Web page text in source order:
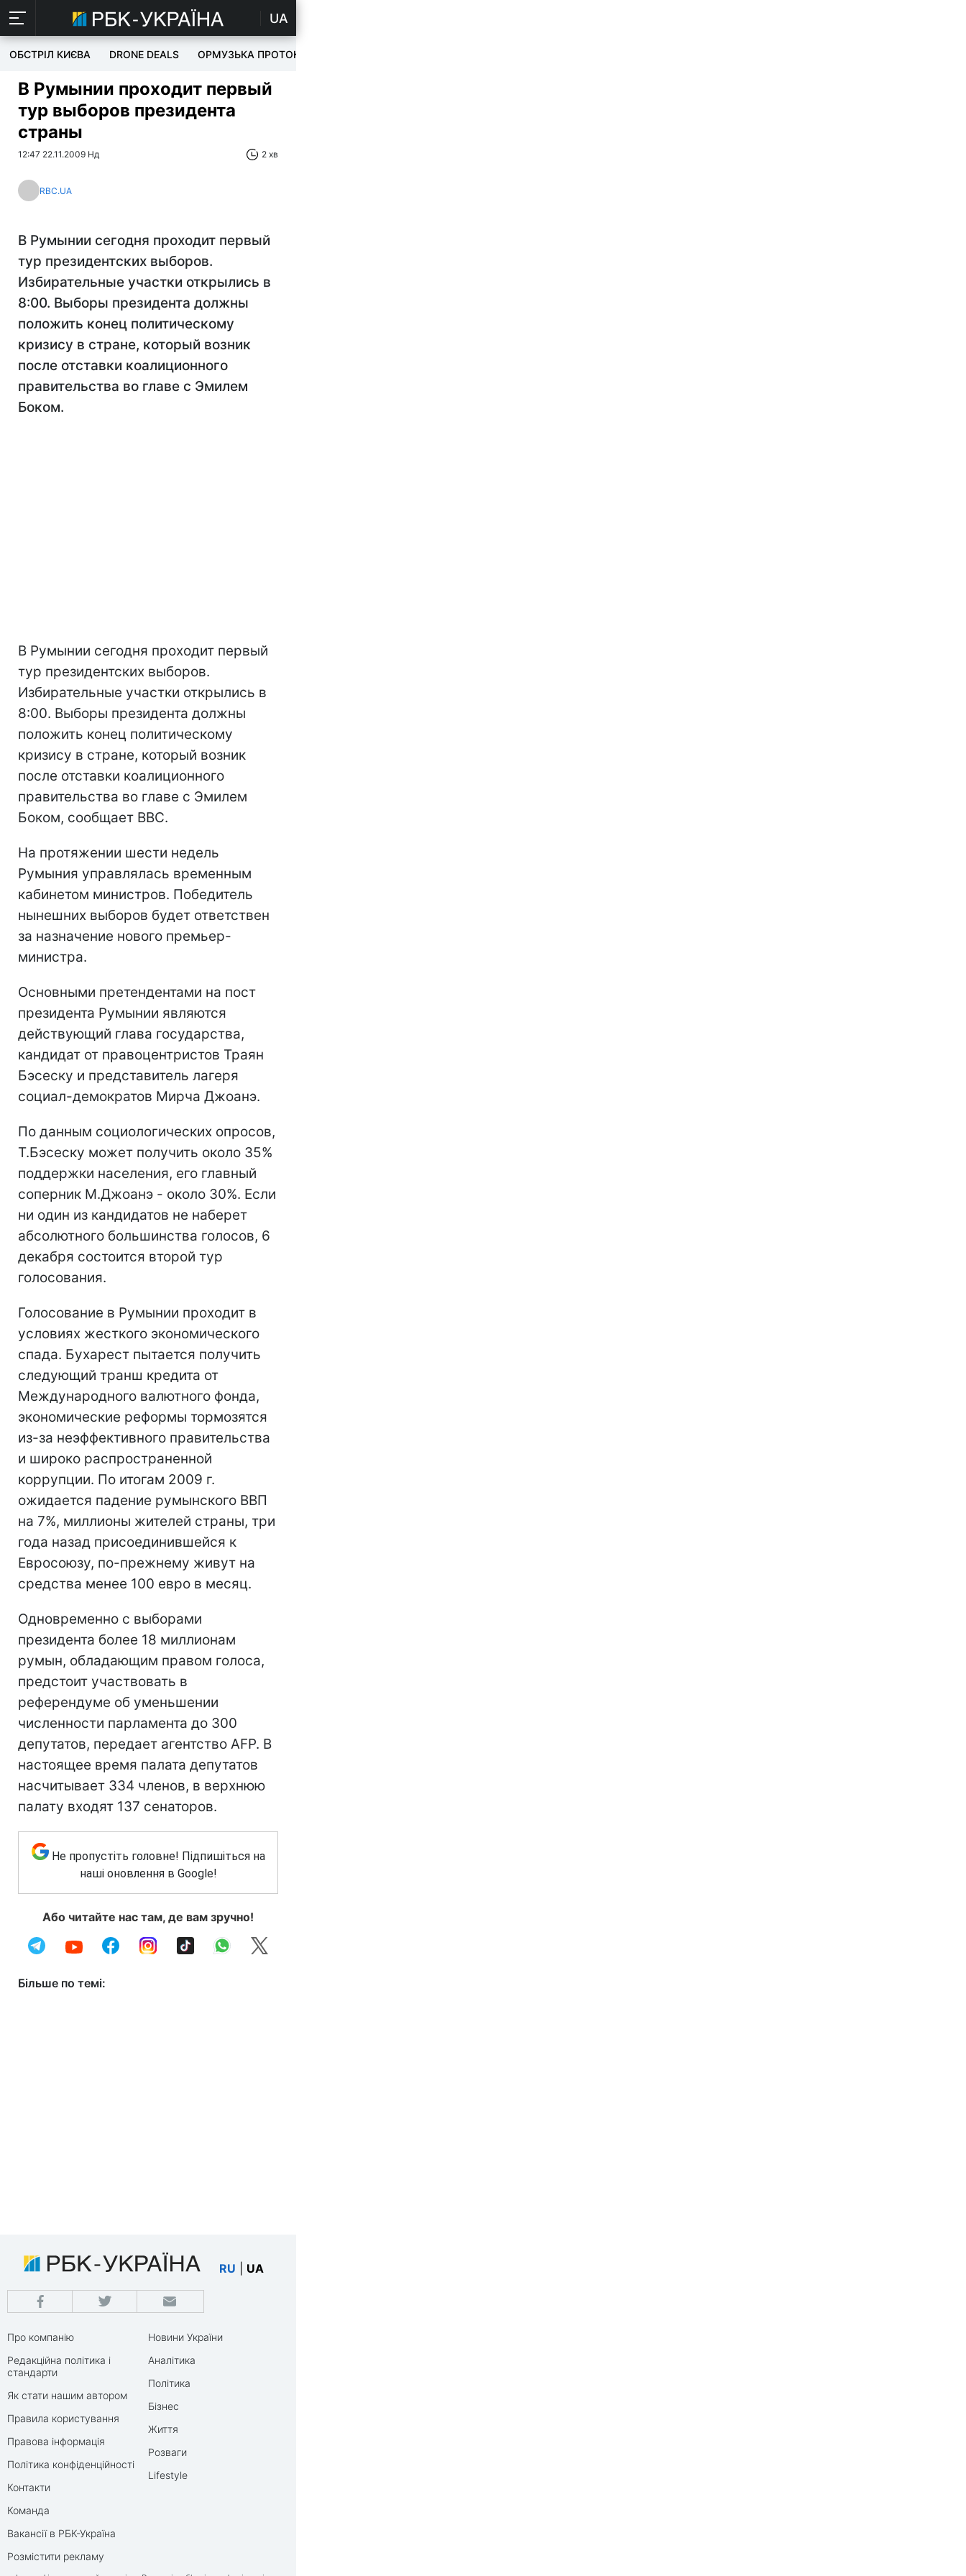
UA
ОБСТРІЛ КИЄВА DRONE DEALS ОРМУЗЬКА ПРОТОКА
В Румынии проходит первый
тур выборов президента
страны
12:47 22.11.2009 Нд 2 хв
RBC.UA
В Румынии сегодня проходит первый
тур президентских выборов.
Избирательные участки открылись в
8:00. Выборы президента должны
положить конец политическому
кризису в стране, который возник
после отставки коалиционного
правительства во главе с Эмилем
Боком.
В Румынии сегодня проходит первый
тур президентских выборов.
Избирательные участки открылись в
8:00. Выборы президента должны
положить конец политическому
кризису в стране, который возник
после отставки коалиционного
правительства во главе с Эмилем
Боком, сообщает BBC.
На протяжении шести недель
Румыния управлялась временным
кабинетом министров. Победитель
нынешних выборов будет ответствен
за назначение нового премьер-
министра.
Основными претендентами на пост
президента Румынии являются
действующий глава государства,
кандидат от правоцентристов Траян
Бэсеску и представитель лагеря
социал-демократов Мирча Джоанэ.
По данным социологических опросов,
Т.Бэсеску может получить около 35%
поддержки населения, его главный
соперник М.Джоанэ - около 30%. Если
ни один из кандидатов не наберет
абсолютного большинства голосов, 6
декабря состоится второй тур
голосования.
Голосование в Румынии проходит в
условиях жесткого экономического
спада. Бухарест пытается получить
следующий транш кредита от
Международного валютного фонда,
экономические реформы тормозятся
из-за неэффективного правительства
и широко распространенной
коррупции. По итогам 2009 г.
ожидается падение румынского ВВП
на 7%, миллионы жителей страны, три
года назад присоединившейся к
Евросоюзу, по-прежнему живут на
средства менее 100 евро в месяц.
Одновременно с выборами
президента более 18 миллионам
румын, обладающим правом голоса,
предстоит участвовать в
референдуме об уменьшении
численности парламента до 300
депутатов, передает агентство AFP. В
настоящее время палата депутатов
насчитывает 334 членов, в верхнюю
палату входят 137 сенаторов.
Не пропустіть головне! Підпишіться на
наші оновлення в Google!
Або читайте нас там, де вам зручно!
Більше по темі:
RU UA
Про компанію
Редакційна політика і
стандарти
Як стати нашим автором
Правила користування
Правова інформація
Політика конфіденційності
Контакти
Команда
Вакансії в РБК-Україна
Розмістити рекламу
Новини України
Аналітика
Політика
Бізнес
Життя
Розваги
Lifestyle